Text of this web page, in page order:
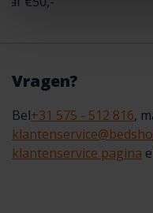
Vragen?
Bel+31 575 - 512 816,
klantenservice pagina